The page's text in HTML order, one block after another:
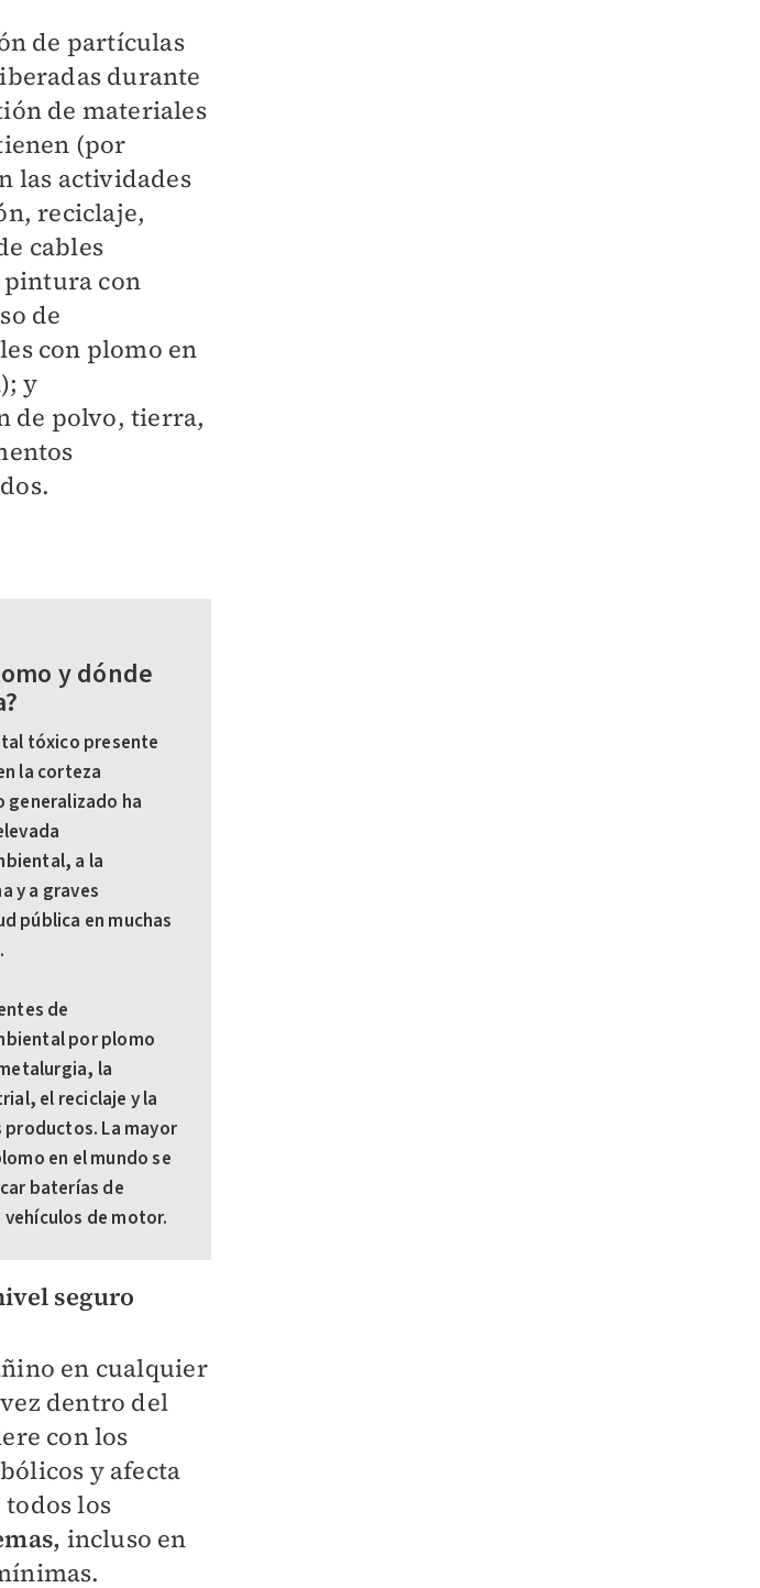
de partículas
durante
de materiales
(por
las actividades
reciclaje,
cables
con
de
con plomo en
y
de polvo, tierra,
y dónde
tóxico presente
la corteza
generalizado ha
a la
y a graves
pública en muchas
de
por plomo
la
el reciclaje y la
productos. La mayor
en el mundo se
baterías de
de motor.
seguro
en cualquier
dentro del
con los
y afecta
los
incluso en